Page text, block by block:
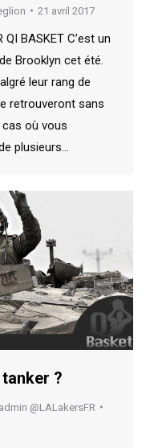
21 avril 2017
BASKET C’est un
Brooklyn cet été.
leur rang de
retrouveront sans
où vous
plusieurs…
?
@LALakersFR